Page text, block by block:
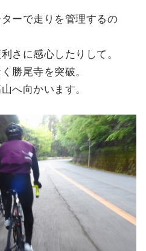
ーで走りを管理するの
さに感心したりして。
勝尾寺を突破。
へ向かいます。